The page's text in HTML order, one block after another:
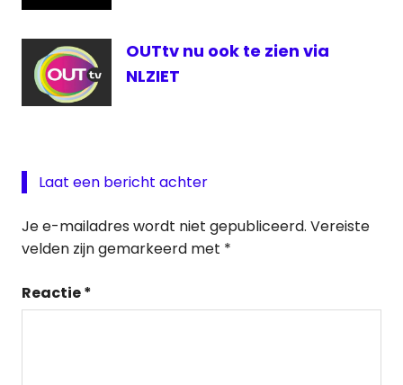
OUTtv nu ook te zien via
NLZIET
Laat een bericht achter
Je e-mailadres wordt niet gepubliceerd. Vereiste
velden zijn gemarkeerd met *
Reactie*